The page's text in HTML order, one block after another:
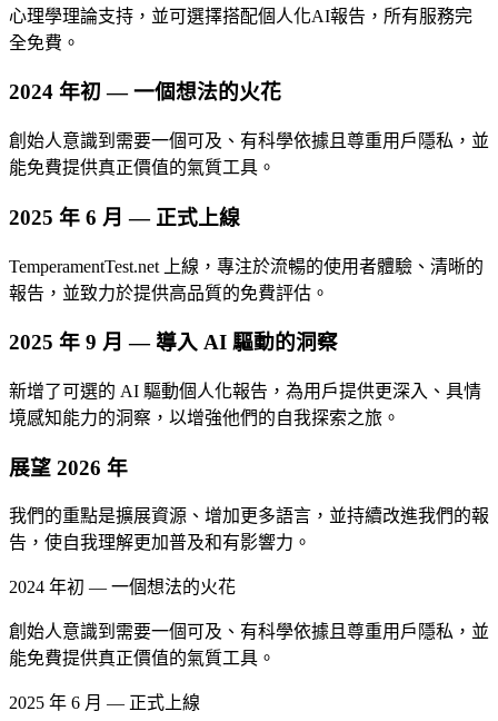
心理學理論支持，並可選擇搭配個人化AI報告，所有服務完
全免費。
2024 年初 — 一個想法的火花
創始人意識到需要一個可及、有科學依據且尊重用戶隱私，並
能免費提供真正價值的氣質工具。
2025 年 6 月 — 正式上線
TemperamentTest.net 上線，專注於流暢的使用者體驗、清晰的
報告，並致力於提供高品質的免費評估。
2025 年 9 月 — 導入 AI 驅動的洞察
新增了可選的 AI 驅動個人化報告，為用戶提供更深入、具情
境感知能力的洞察，以增強他們的自我探索之旅。
展望 2026 年
我們的重點是擴展資源、增加更多語言，並持續改進我們的報
告，使自我理解更加普及和有影響力。
2024 年初 — 一個想法的火花
創始人意識到需要一個可及、有科學依據且尊重用戶隱私，並
能免費提供真正價值的氣質工具。
2025 年 6 月 — 正式上線